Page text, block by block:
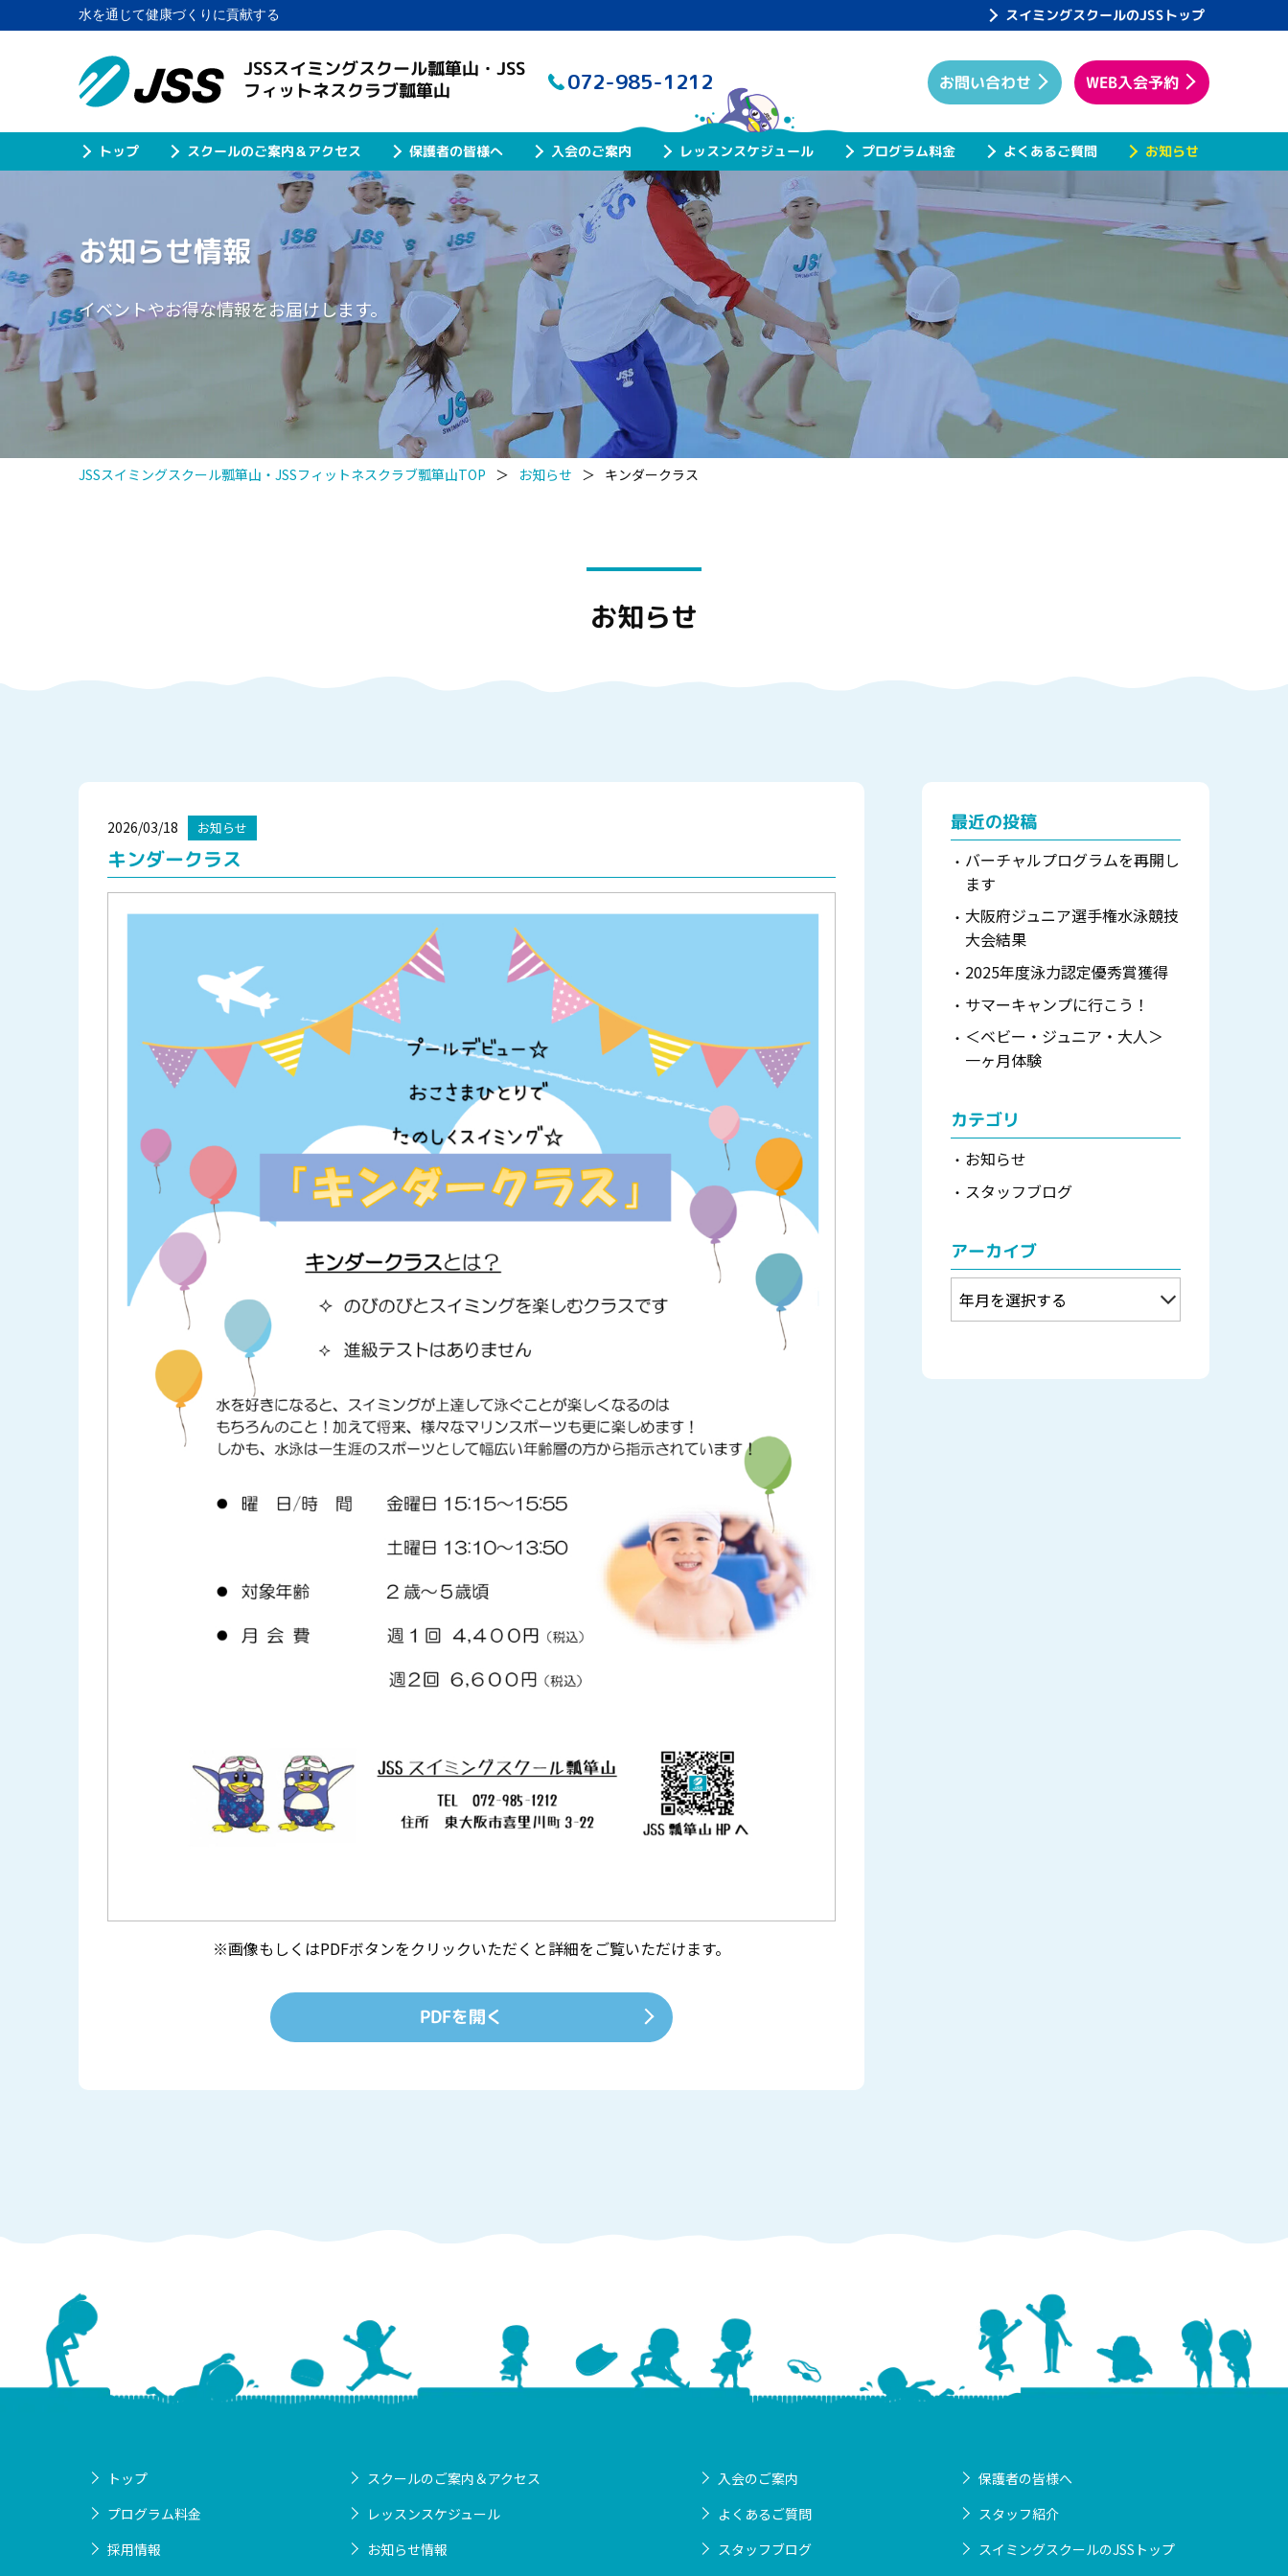
水を通じて健康づくりに貢献する スイミングスクールのJSSトップ
JSSスイミングスクール瓢箪山・JSS
フィットネスクラブ瓢箪山 072-985-1212
トップ スクールのご案内＆アクセス 保護者の皆様へ 入会のご案内 レッスンスケジュール プログラム料金 よくあるご質問 お知らせ
お問い合わせ WEB入会予約
お知らせ情報
イベントやお得な情報をお届けします。
JSSスイミングスクール瓢箪山・JSSフィットネスクラブ瓢箪山TOP ＞ お知らせ ＞ キンダークラス
お知らせ
2026/03/18 お知らせ
キンダークラス
※画像もしくはPDFボタンをクリックいただくと詳細をご覧いただけます。
PDFを開く
最近の投稿
バーチャルプログラムを再開し
ます
大阪府ジュニア選手権水泳競技
大会結果
2025年度泳力認定優秀賞獲得
サマーキャンプに行こう！
＜ベビー・ジュニア・大人＞
一ヶ月体験
カテゴリ
お知らせ
スタッフブログ
アーカイブ
トップ スクールのご案内＆アクセス 入会のご案内
保護者の皆様へ
プログラム料金
レッスンスケジュール よくあるご質問
スタッフ紹介
採用情報
お知らせ情報 スタッフブログ
スイミングスクールのJSSトップ